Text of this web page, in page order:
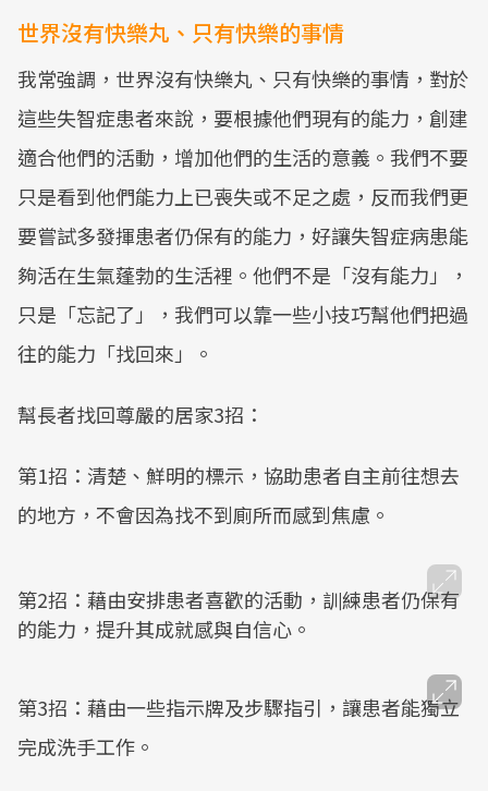
世界沒有快樂丸、只有快樂的事情
我常強調，世界沒有快樂丸、只有快樂的事情，對於
這些失智症患者來說，要根據他們現有的能力，創建
適合他們的活動，增加他們的生活的意義。我們不要
只是看到他們能力上已喪失或不足之處，反而我們更
要嘗試多發揮患者仍保有的能力，好讓失智症病患能
夠活在生氣蓬勃的生活裡。他們不是「沒有能力」，
只是「忘記了」，我們可以靠一些小技巧幫他們把過
往的能力「找回來」。
幫長者找回尊嚴的居家3招：
第1招：清楚、鮮明的標示，協助患者自主前往想去
的地方，不會因為找不到廁所而感到焦慮。
第2招：藉由安排患者喜歡的活動，訓練患者仍保有
的能力，提升其成就感與自信心。
第3招：藉由一些指示牌及步驟指引，讓患者能獨立
完成洗手工作。